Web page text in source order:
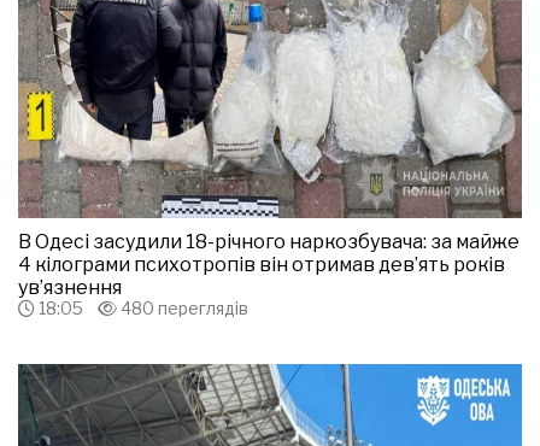
В Одесі засудили 18-річного наркозбувача: за майже
4 кілограми психотропів він отримав дев’ять років
ув’язнення
18:05 480 переглядів